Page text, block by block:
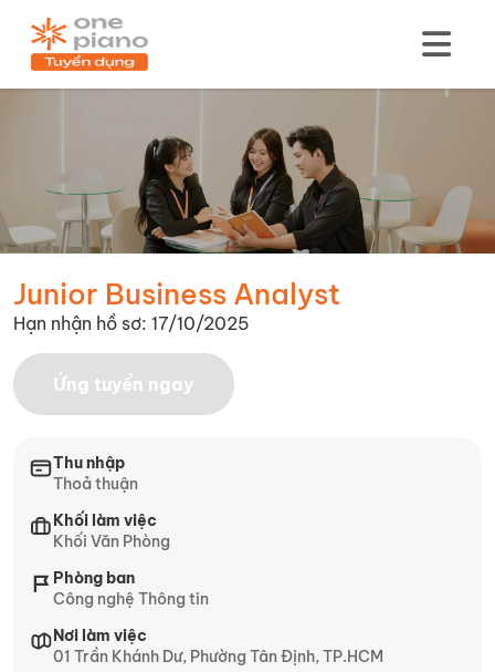
Junior Business Analyst
Hạn nhận hồ sơ: 17/10/2025
Ứng tuyển ngay
Thu nhập
Thoả thuận
Khối làm việc
Khối Văn Phòng
Phòng ban
Công nghệ Thông tin
Nơi làm việc
01 Trần Khánh Dư, Phường Tân Định, TP.HCM